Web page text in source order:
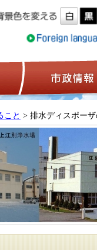
観光情報
こと > 排水ディスポー